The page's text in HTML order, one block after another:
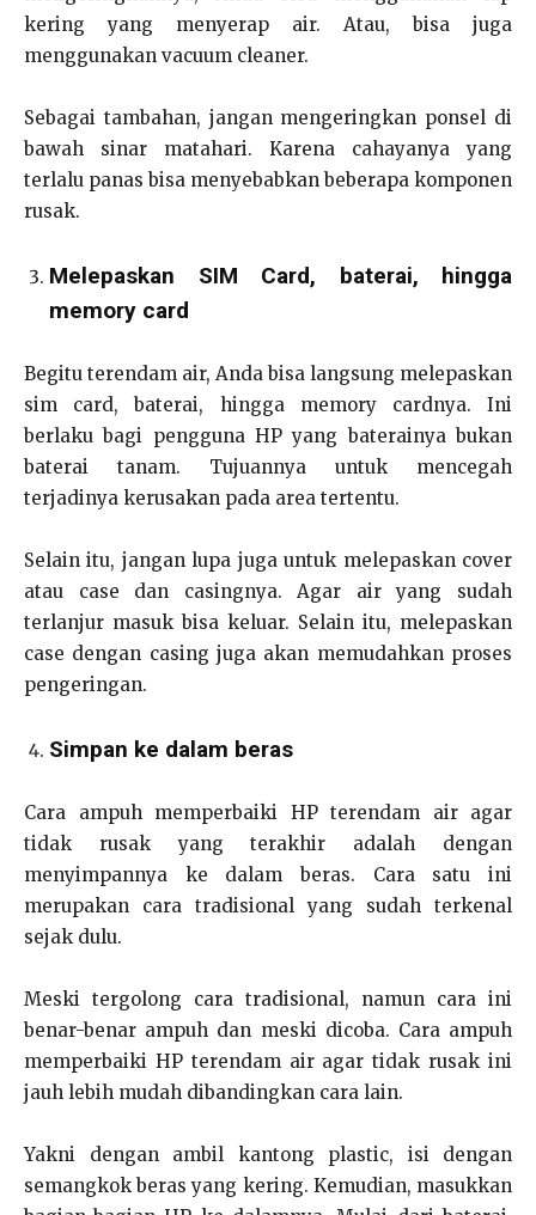
kering yang menyerap air. Atau, bisa juga
menggunakan vacuum cleaner.
Sebagai tambahan, jangan mengeringkan ponsel di
bawah sinar matahari. Karena cahayanya yang
terlalu panas bisa menyebabkan beberapa komponen
rusak.
Melepaskan SIM Card, baterai, hingga
memory card
Begitu terendam air, Anda bisa langsung melepaskan
sim card, baterai, hingga memory cardnya. Ini
berlaku bagi pengguna HP yang baterainya bukan
baterai tanam. Tujuannya untuk mencegah
terjadinya kerusakan pada area tertentu.
Selain itu, jangan lupa juga untuk melepaskan cover
atau case dan casingnya. Agar air yang sudah
terlanjur masuk bisa keluar. Selain itu, melepaskan
case dengan casing juga akan memudahkan proses
pengeringan.
Simpan ke dalam beras
Cara ampuh memperbaiki HP terendam air agar
tidak rusak yang terakhir adalah dengan
menyimpannya ke dalam beras. Cara satu ini
merupakan cara tradisional yang sudah terkenal
sejak dulu.
Meski tergolong cara tradisional, namun cara ini
benar-benar ampuh dan meski dicoba. Cara ampuh
memperbaiki HP terendam air agar tidak rusak ini
jauh lebih mudah dibandingkan cara lain.
Yakni dengan ambil kantong plastic, isi dengan
semangkok beras yang kering. Kemudian, masukkan